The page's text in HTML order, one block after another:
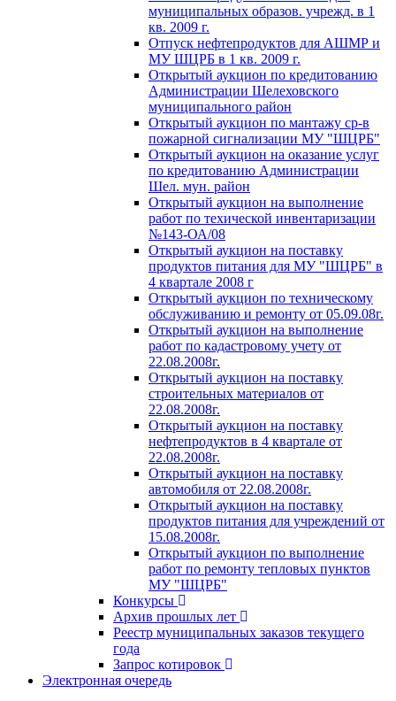
муниципальных образов. учрежд. в 1
кв. 2009 г.
Отпуск нефтепродуктов для АШМР и
МУ ШЦРБ в 1 кв. 2009 г.
Открытый аукцион по кредитованию
Администрации Шелеховского
муниципального район
Открытый аукцион по мантажу ср-в
пожарной сигнализации МУ "ШЦРБ"
Открытый аукцион на оказание услуг
по кредитованию Администрации
Шел. мун. район
Открытый аукцион на выполнение
работ по техической инвентаризации
№143-ОА/08
Открытый аукцион на поставку
продуктов питания для МУ "ШЦРБ" в
4 квартале 2008 г
Открытый аукцион по техническому
обслуживанию и ремонту от 05.09.08г.
Открытый аукцион на выполнение
работ по кадастровому учету от
22.08.2008г.
Открытый аукцион на поставку
строительных материалов от
22.08.2008г.
Открытый аукцион на поставку
нефтепродуктов в 4 квартале от
22.08.2008г.
Открытый аукцион на поставку
автомобиля от 22.08.2008г.
Открытый аукцион на поставку
продуктов питания для учреждений от
15.08.2008г.
Открытый аукцион по выполнение
работ по ремонту тепловых пунктов
МУ "ШЦРБ"
Конкурсы
Архив прошлых лет
Реестр муниципальных заказов текущего
года
Запрос котировок
Электронная очередь